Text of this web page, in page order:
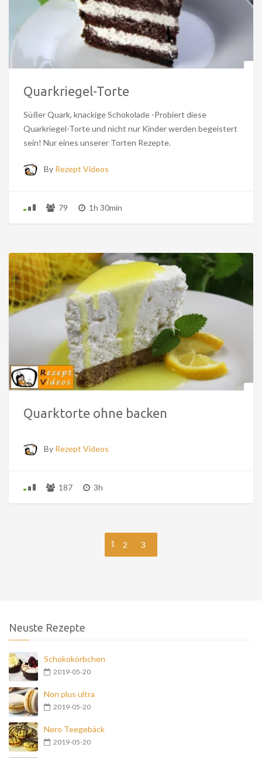
Quarkriegel-Torte
Süßer Quark, knackige Schokolade -Probiert diese
Quarkriegel-Torte und nicht nur Kinder werden begeistert
sein! Nur eines unserer Torten Rezepte.
By Rezept Videos
79 1h 30min
Quarktorte ohne backen
By Rezept Videos
187 3h
1 2 3
Neuste Rezepte
Schokokörbchen
2019-05-20
Non plus ultra
2019-05-20
Nero Teegebäck
2019-05-20